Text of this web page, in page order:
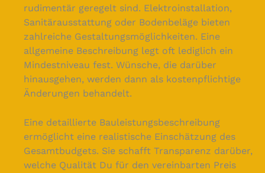
rudimentär geregelt sind. Elektroinstallation,
Sanitärausstattung oder Bodenbeläge bieten
zahlreiche Gestaltungsmöglichkeiten. Eine
allgemeine Beschreibung legt oft lediglich ein
Mindestniveau fest. Wünsche, die darüber
hinausgehen, werden dann als kostenpflichtige
Änderungen behandelt.
Eine detaillierte Bauleistungsbeschreibung
ermöglicht eine realistische Einschätzung des
Gesamtbudgets. Sie schafft Transparenz darüber,
welche Qualität Du für den vereinbarten Preis